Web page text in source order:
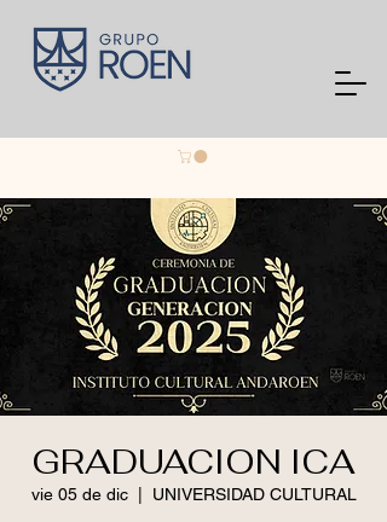
GRADUACION ICA
vie 05 de dic
  |
UNIVERSIDAD CULTURAL